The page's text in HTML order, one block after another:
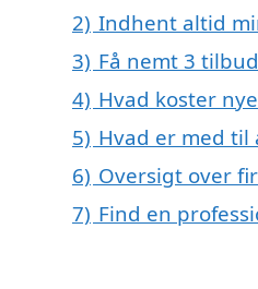
2) Indhent altid
3) Få nemt 3
4) Hvad koster
5) Hvad er med til
6) Oversigt over
7) Find en